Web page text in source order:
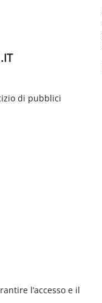
di pubblici
l’accesso e il